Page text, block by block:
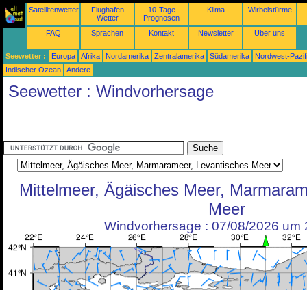
Satellitenwetter
Flughafen
Wetter
10-Tage
Prognosen
Klima Wirbelstürme
FAQ Sprachen Kontakt Newsletter Über uns
Seewetter : Europa Afrika Nordamerika Zentralamerika Südamerika
Nordwest-
Indischer Ozean
Andere
Seewetter : Windvorhersage
Mittelmeer, Ägäisches Meer,
Meer
Windvorhersage : 07/08/2026 um